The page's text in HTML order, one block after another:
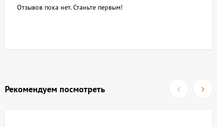
Отзывов пока нет. Станьте первым!
Рекомендуем посмотреть